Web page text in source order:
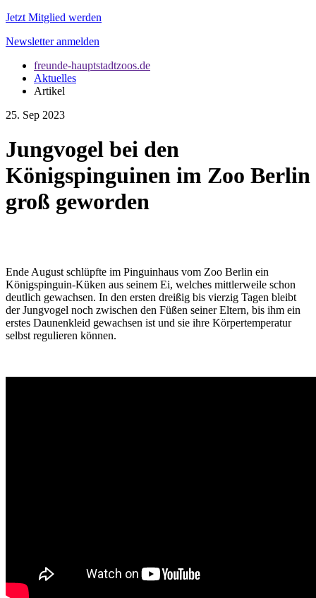
Jetzt Mitglied werden
Newsletter anmelden
freunde-hauptstadtzoos.de
Aktuelles
Artikel
25. Sep 2023
Jungvogel bei den
Königspinguinen im Zoo Berlin
groß geworden
Ende August schlüpfte im Pinguinhaus vom Zoo Berlin ein
Königspinguin-Küken aus seinem Ei, welches mittlerweile schon
deutlich gewachsen. In den ersten dreißig bis vierzig Tagen bleibt
der Jungvogel noch zwischen den Füßen seiner Eltern, bis ihm ein
erstes Daunenkleid gewachsen ist und sie ihre Körpertemperatur
selbst regulieren können.